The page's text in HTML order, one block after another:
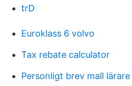
trD
Euroklass 6 volvo
Tax rebate calculator
Personligt brev mall lärare